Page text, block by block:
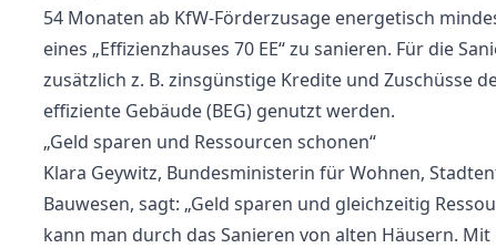
54 Monaten ab KfW-Förderzusage energetisch
eines „Effizienzhauses 70 EE“ zu sanieren. Für die
zusätzlich z. B. zinsgünstige Kredite und Zuschüsse
effiziente Gebäude (BEG) genutzt werden.
„Geld sparen und Ressourcen schonen“
Klara Geywitz, Bundesministerin für Wohnen,
Bauwesen, sagt: „Geld sparen und gleichzeitig
kann man durch das Sanieren von alten Häusern.